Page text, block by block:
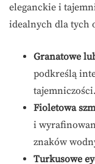
eleganckie i
idealnych dla tych
Granatowe
podkreślą
tajemniczości.
Fioletowa
i
znaków
Turkusowe